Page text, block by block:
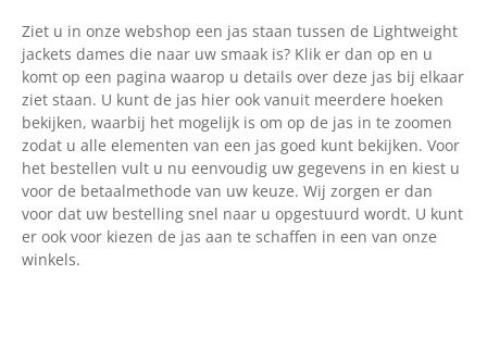
Ziet u in onze webshop een jas staan tussen de Lightweight
jackets dames die naar uw smaak is? Klik er dan op en u
komt op een pagina waarop u details over deze jas bij elkaar
ziet staan. U kunt de jas hier ook vanuit meerdere hoeken
bekijken, waarbij het mogelijk is om op de jas in te zoomen
zodat u alle elementen van een jas goed kunt bekijken. Voor
het bestellen vult u nu eenvoudig uw gegevens in en kiest u
voor de betaalmethode van uw keuze. Wij zorgen er dan
voor dat uw bestelling snel naar u opgestuurd wordt. U kunt
er ook voor kiezen de jas aan te schaffen in een van onze
winkels.